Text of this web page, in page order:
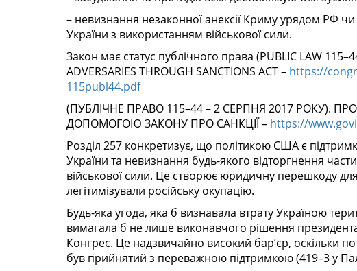
– невизнання незаконної анексії Криму урядом РФ чи
України з використанням військової сили.
Закон має статус публічного права (PUBLIC LAW
ADVERSARIES THROUGH SANCTIONS ACT – https://
115publ44.pdf
(ПУБЛІЧНЕ ПРАВО 115–44 – 2 СЕРПНЯ 2017 РОКУ).
ДОПОМОГОЮ ЗАКОНУ ПРО САНКЦІЇ – https://
Розділ 257 конкретизує, що політикою США є підтримка
України та невизнання будь-якого відторгнення
військової сили. Це створює юридичну перешкоду
легітимізували російську окупацію.
Будь-яка угода, яка б визнавала втрату Україною
вимагала б не лише виконавчого рішення
Конгрес. Це надзвичайно високий бар’єр, оскільки
був прийнятий з переважною підтримкою (419–3 у